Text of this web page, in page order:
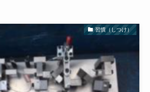
習慣（しつけ）